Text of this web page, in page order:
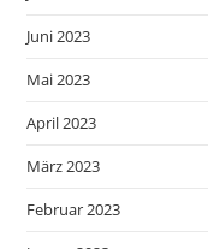
Juni 2023
Mai 2023
April 2023
März 2023
Februar 2023